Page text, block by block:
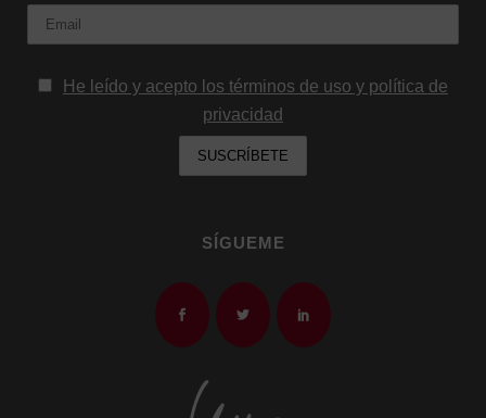
He leído y acepto los términos de uso y política de
privacidad
SÍGUEME